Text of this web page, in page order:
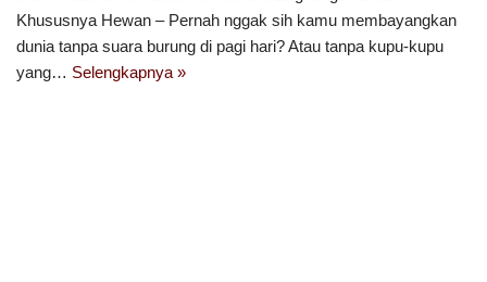
Khususnya Hewan – Pernah nggak sih kamu membayangkan
dunia tanpa suara burung di pagi hari? Atau tanpa kupu-kupu
yang… Selengkapnya »